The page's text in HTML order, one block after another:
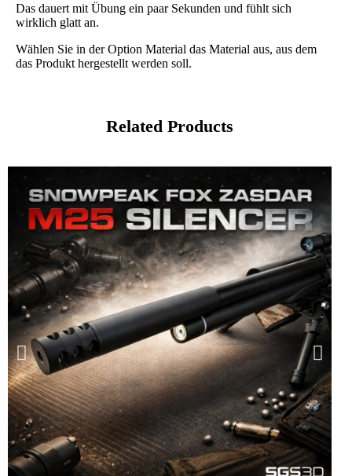
Das dauert mit Übung ein paar Sekunden und fühlt sich
wirklich glatt an.
Wählen Sie in der Option Material das Material aus, aus dem
das Produkt hergestellt werden soll.
Related Products